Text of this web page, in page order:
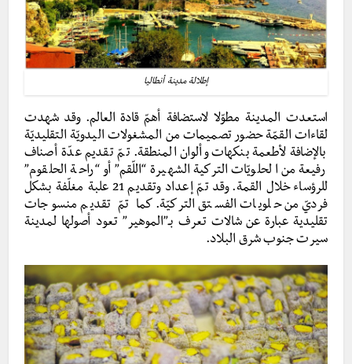
إطلالة مدينة أنطاليا
استعدت المدينة مطوّلا لاستضافة أهمّ قادة العالم. وقد شهدت
لقاءات القمّة حضور تصميمات من المشغولات اليدويّة التقليديّة
بالإضافة لأطعمة بنكهات وألوان المنطقة. تمّ تقديم عدّة أصناف
رفيعة من الحلويّات التركية الشهيرة “اللّقم” أو “راحة الحلقوم”
للرؤساء خلال القمة. وقد تمّ إعداد وتقديم 21 علبة مغلّفة بشكل
فرديّ من حلويات الفستق التركيّة. كما تمّ تقديم منسوجات
تقليدية عبارة عن شالات تعرف بـ”الموهير” تعود أصولها لمدينة
سيرت جنوب شرق البلاد.